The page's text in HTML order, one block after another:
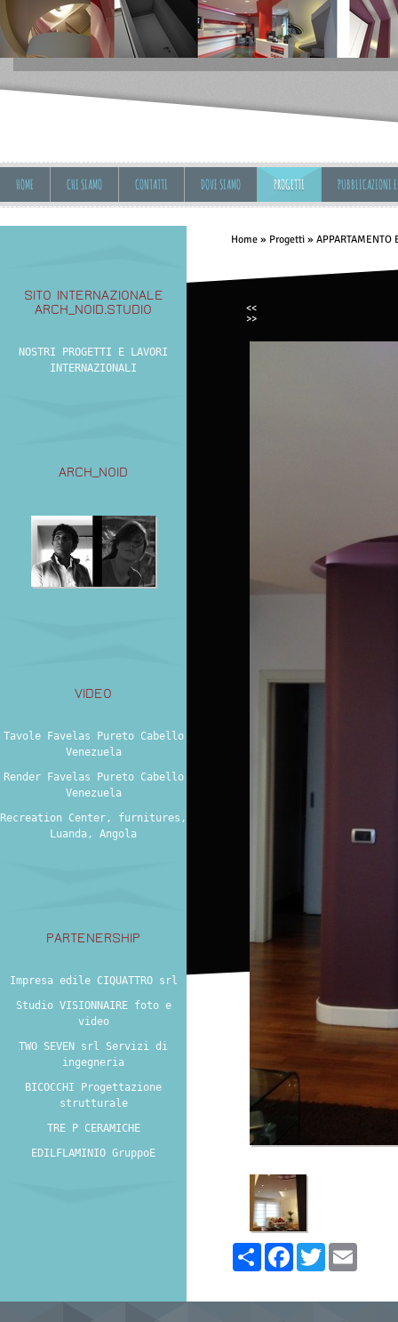
HOME CHI SIAMO CONTATTI DOVE SIAMO PROGETTI PUBBLICAZIONI E
Home » Progetti » APPARTAMENTO
<<
>>
Share FacebookTwitter
SITO INTERNAZIONALE
ARCH_NOID.STUDIO
NOSTRI PROGETTI E LAVORI
INTERNAZIONALI
ARCH_NOID
VIDEO
Tavole Favelas Pureto Cabello
Venezuela
Render Favelas Pureto Cabello
Venezuela
Recreation Center, furnitures,
Luanda, Angola
PARTENERSHIP
Impresa edile CIQUATTRO srl
Studio VISIONNAIRE foto e
video
TWO SEVEN srl Servizi di
ingegneria
BICOCCHI Progettazione
strutturale
TRE P CERAMICHE
EDILFLAMINIO GruppoE